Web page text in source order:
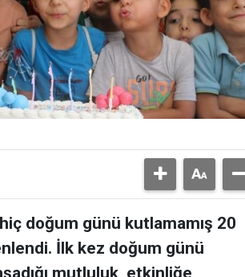
doğum günü kutlamamış 20
İlk kez doğum günü
mutluluk, etkinliğe